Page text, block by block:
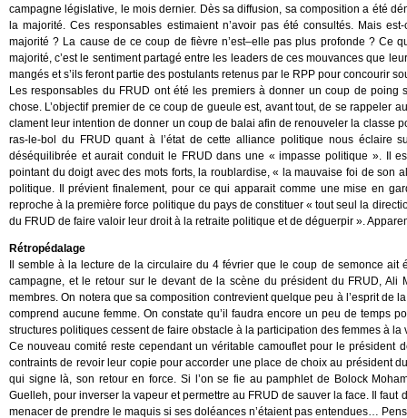
campagne législative, le mois dernier. Dès sa diffusion, sa composition a été
la majorité. Ces responsables estimaient n’avoir pas été consultés. Mais
majorité ? La cause de ce coup de fièvre n’est–elle pas plus profonde ? Ce
majorité, c’est le sentiment partagé entre les leaders de ces mouvances que
mangés et s’ils feront partie des postulants retenus par le RPP pour concourir
Les responsables du FRUD ont été les premiers à donner un coup de poing
chose. L’objectif premier de ce coup de gueule est, avant tout, de se rappeler
clament leur intention de donner un coup de balai afin de renouveler la classe
ras-le-bol du FRUD quant à l’état de cette alliance politique nous éclaire
déséquilibrée et aurait conduit le FRUD dans une « impasse politique ». Il
pointant du doigt avec des mots forts, la roublardise, « la mauvaise foi de son
politique. Il prévient finalement, pour ce qui apparait comme une mise en
reproche à la première force politique du pays de constituer « tout seul la
du FRUD de faire valoir leur droit à la retraite politique et de déguerpir ».
Rétropédalage
Il semble à la lecture de la circulaire du 4 février que le coup de semonce
campagne, et le retour sur le devant de la scène du président du FRUD,
membres. On notera que sa composition contrevient quelque peu à l’esprit
comprend aucune femme. On constate qu’il faudra encore un peu de temps
structures politiques cessent de faire obstacle à la participation des femmes à
Ce nouveau comité reste cependant un véritable camouflet pour le président
contraints de revoir leur copie pour accorder une place de choix au président
qui signe là, son retour en force. Si l’on se fie au pamphlet de Bolock
Guelleh, pour inverser la vapeur et permettre au FRUD de sauver la face. Il
menacer de prendre le maquis si ses doléances n’étaient pas entendues…